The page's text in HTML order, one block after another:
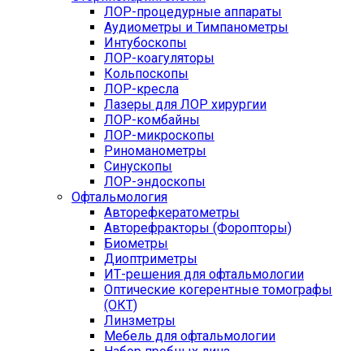
ЛОР-процедурные аппараты
Аудиометры и Тимпанометры
Интубоскопы
ЛОР-коагуляторы
Кольпоскопы
ЛОР-кресла
Лазеры для ЛОР хирургии
ЛОР-комбайны
ЛОР-микроскопы
Риноманометры
Синускопы
ЛОР-эндоскопы
Офтальмология
Авторефкератометры
Авторефракторы (Форопторы)
Биометры
Диоптриметры
ИТ-решения для офтальмологии
Оптические когерентные томографы
(ОКТ)
Линзметры
Мебель для офтальмологии